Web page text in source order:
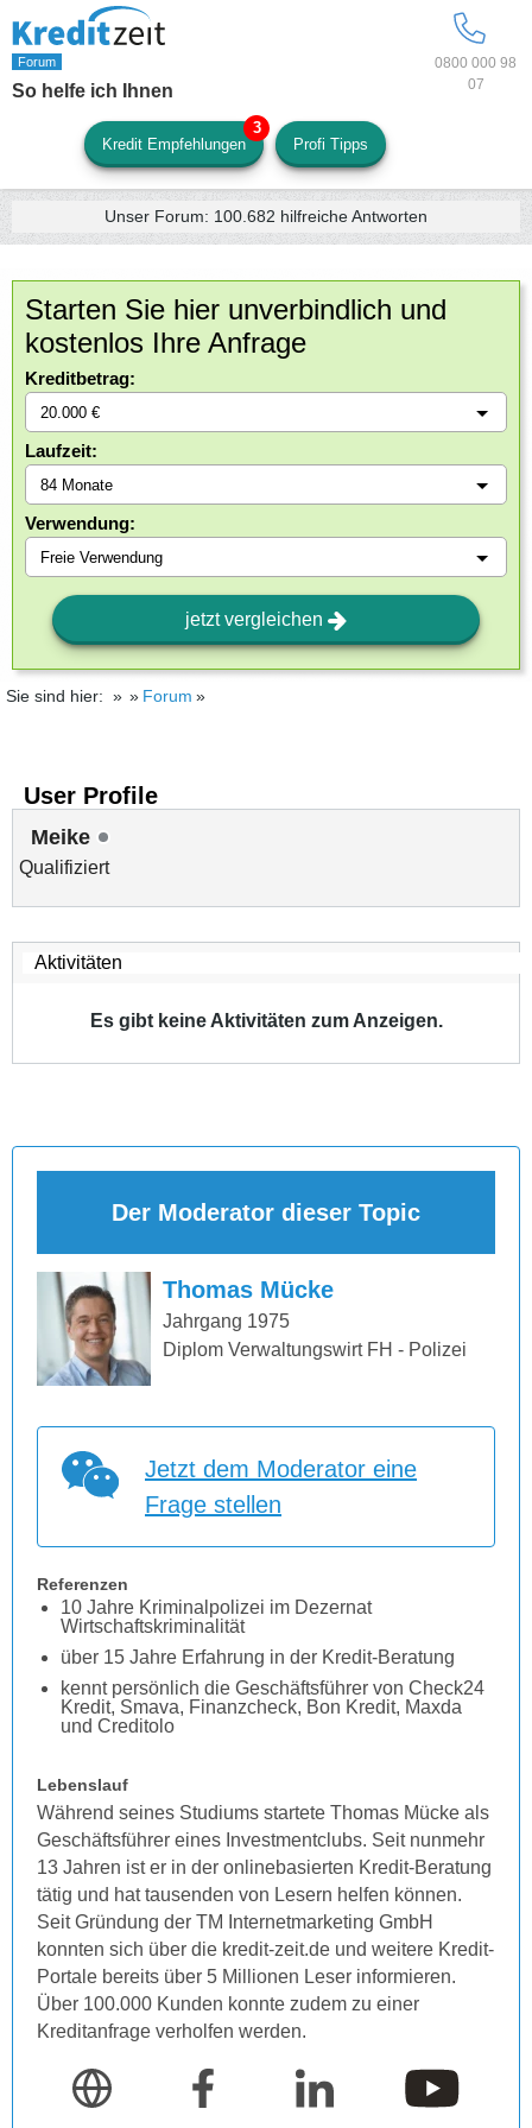
0800 000 98
07
So helfe ich Ihnen
Kredit Empfehlungen Profi Tipps
Unser Forum: 100.682 hilfreiche Antworten
Starten Sie hier unverbindlich und
kostenlos Ihre Anfrage
Kreditbetrag:
Laufzeit:
Verwendung:
jetzt vergleichen
Sie sind hier: Forum
User Profile
Meike
Qualifiziert
Es gibt keine Aktivitäten zum Anzeigen.
Der Moderator dieser Topic
Thomas Mücke
Jahrgang 1975
Diplom Verwaltungswirt FH - Polizei
Jetzt dem Moderator eine
Frage stellen
Referenzen
10 Jahre Kriminalpolizei im Dezernat
Wirtschaftskriminalität
über 15 Jahre Erfahrung in der Kredit-Beratung
kennt persönlich die Geschäftsführer von Check24
Kredit, Smava, Finanzcheck, Bon Kredit, Maxda
und Creditolo
Lebenslauf
Während seines Studiums startete Thomas Mücke als
Geschäftsführer eines Investmentclubs. Seit nunmehr
13 Jahren ist er in der onlinebasierten Kredit-Beratung
tätig und hat tausenden von Lesern helfen können.
Seit Gründung der TM Internetmarketing GmbH
konnten sich über die kredit-zeit.de und weitere Kredit-
Portale bereits über 5 Millionen Leser informieren.
Über 100.000 Kunden konnte zudem zu einer
Kreditanfrage verholfen werden.